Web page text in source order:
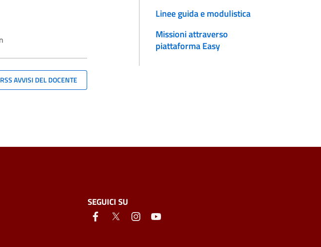
RSS AVVISI DEL DOCENTE
Linee guida e modulistica
Missioni attraverso
piattaforma Easy
SEGUICI SU